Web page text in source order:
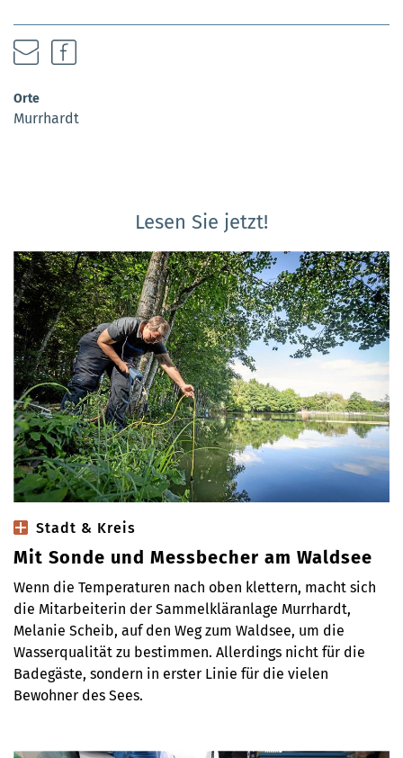
Orte
Murrhardt
Lesen Sie jetzt!
Stadt & Kreis
Mit Sonde und Messbecher am Waldsee
Wenn die Temperaturen nach oben klettern, macht sich
die Mitarbeiterin der Sammelkläranlage Murrhardt,
Melanie Scheib, auf den Weg zum Waldsee, um die
Wasserqualität zu bestimmen. Allerdings nicht für die
Badegäste, sondern in erster Linie für die vielen
Bewohner des Sees.